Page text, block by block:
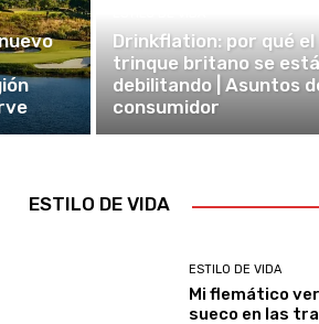
Drinkflation: por qué el
trinque britano se está
debilitando | Asuntos
consumidor
ESTILO DE VIDA
ESTILO DE VIDA
Mi flemático
sueco en las